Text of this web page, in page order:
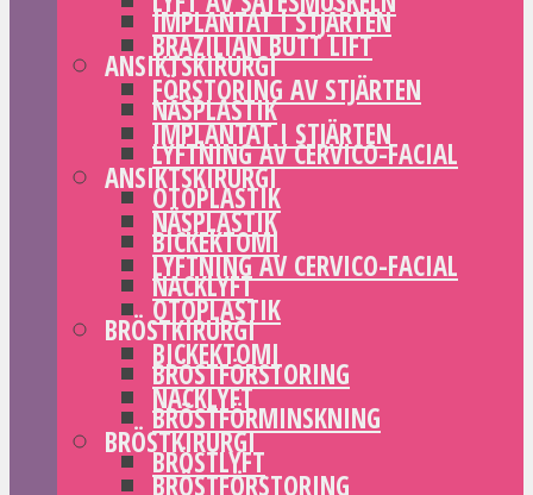
IMPLANTAT I STJÄRTEN
ANSIKTSKIRURGI
NÄSPLASTIK
LYFTNING AV CERVICO-FACIAL
OTOPLASTIK
BICKEKTOMI
NACKLYFT
BRÖSTKIRURGI
BRÖSTFÖRSTORING
BRÖSTFÖRMINSKNING
BRÖSTLYFT
BRAZILIAN BUTT LIFT
FÖRSTORING AV STJÄRTEN
IMPLANTAT I STJÄRTEN
ANSIKTSKIRURGI
NÄSPLASTIK
LYFTNING AV CERVICO-FACIAL
OTOPLASTIK
BICKEKTOMI
NACKLYFT
BRÖSTKIRURGI
BRÖSTFÖRSTORING